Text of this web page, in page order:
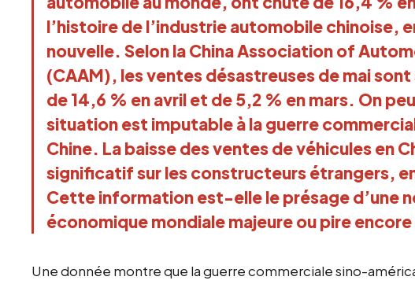
l’histoire de l’industrie automobile chinoise,
nouvelle. Selon la China Association of
(CAAM), les ventes désastreuses de mai
de 14,6 % en avril et de 5,2 % en mars. On
situation est imputable à la guerre
Chine. La baisse des ventes de véhicules en
significatif sur les constructeurs étrangers,
Cette information est-elle le présage d’une
économique mondiale majeure ou pire encore
Une donnée montre que la guerre commerciale sino-